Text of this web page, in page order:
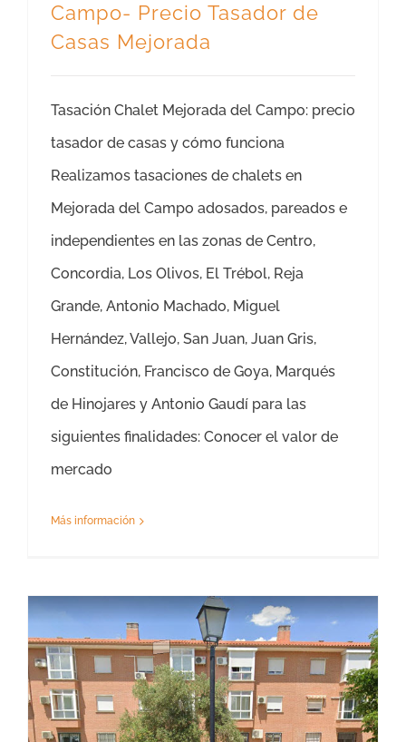
Campo- Precio Tasador de
Casas Mejorada
Tasación Chalet Mejorada del Campo: precio
tasador de casas y cómo funciona
Realizamos tasaciones de chalets en
Mejorada del Campo adosados, pareados e
independientes en las zonas de Centro,
Concordia, Los Olivos, El Trébol, Reja
Grande, Antonio Machado, Miguel
Hernández, Vallejo, San Juan, Juan Gris,
Constitución, Francisco de Goya, Marqués
de Hinojares y Antonio Gaudí para las
siguientes finalidades: Conocer el valor de
mercado
Más información